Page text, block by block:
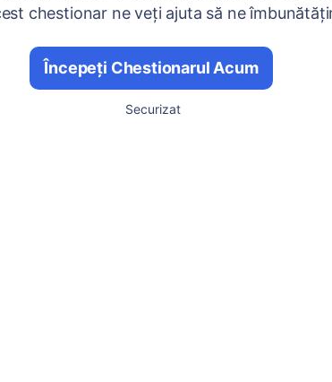
chestionar ne veți ajuta să ne
Începeți Chestionarul Acum
Securizat